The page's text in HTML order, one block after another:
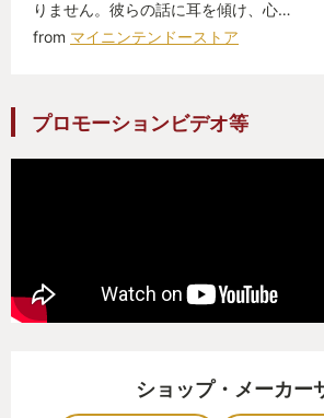
そして何より、皆、言葉選びが穏
何日もかけ、ゆっくりと紡がれて
表情や会話の間(ま)から感じ取れ
人の話に耳を傾けるのが好きな方
ストーリーは前作からの続きモノ
りません。彼らの話に耳を傾け、心…
from マイニンテンドーストア
プロモーションビデオ等
ショップ・メーカー